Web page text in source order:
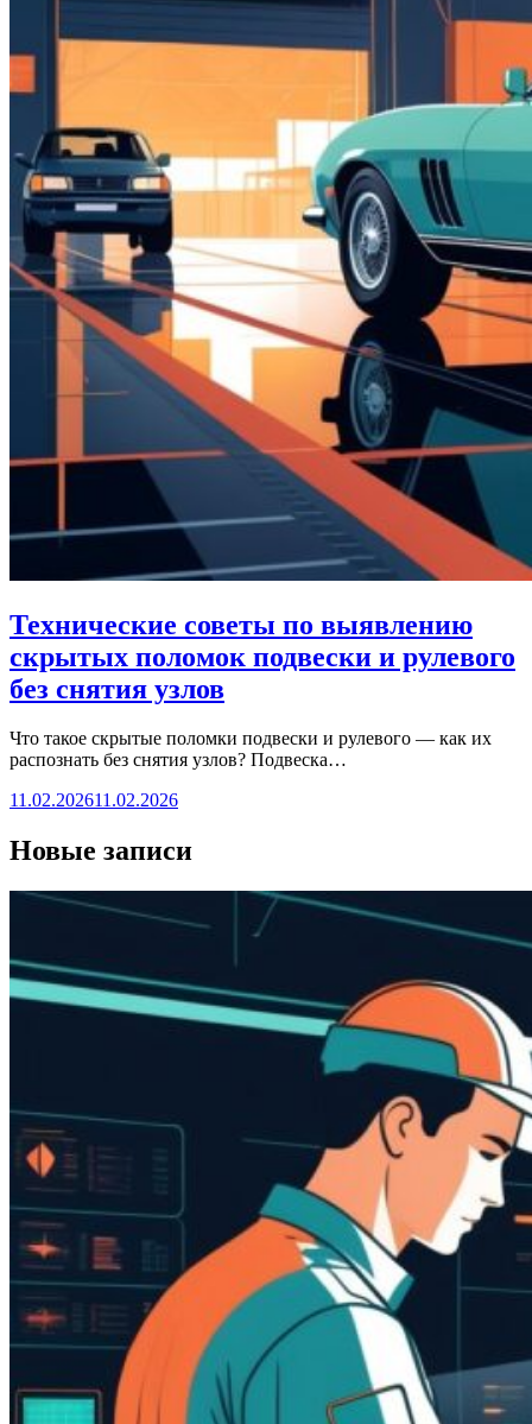
Технические советы по выявлению
скрытых поломок подвески и рулевого
без снятия узлов
Что такое скрытые поломки подвески и рулевого — как их
распознать без снятия узлов? Подвеска…
11.02.202611.02.2026
Новые записи